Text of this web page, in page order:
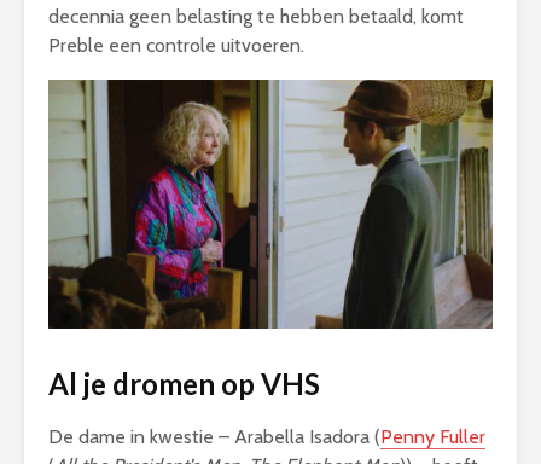
decennia geen belasting te hebben betaald, komt
Preble een controle uitvoeren.
Al je dromen op VHS
De dame in kwestie – Arabella Isadora (Penny Fuller